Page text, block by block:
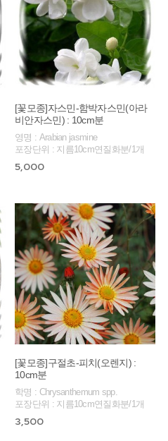
[꽃모종]자스민-함박자스민(아라
비안자스민) : 10cm분
영명 : Arabian jasmine
포장단위 : 지름10cm연질화분/1개
5,000
[꽃모종]구절초-피치(오렌지) :
10cm분
학명 : Chrysanthemum spp.
포장단위 : 지름10cm연질화분/1개
3,500